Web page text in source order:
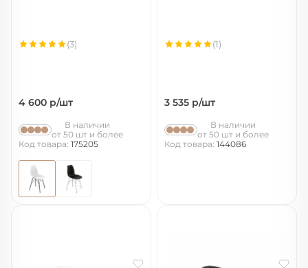
4 600 р/шт
(3)
В наличии
от 50 шт и более
Код товара: 175205
3 535 р/шт
(1)
В наличии
от 50 шт и более
Код товара: 144086